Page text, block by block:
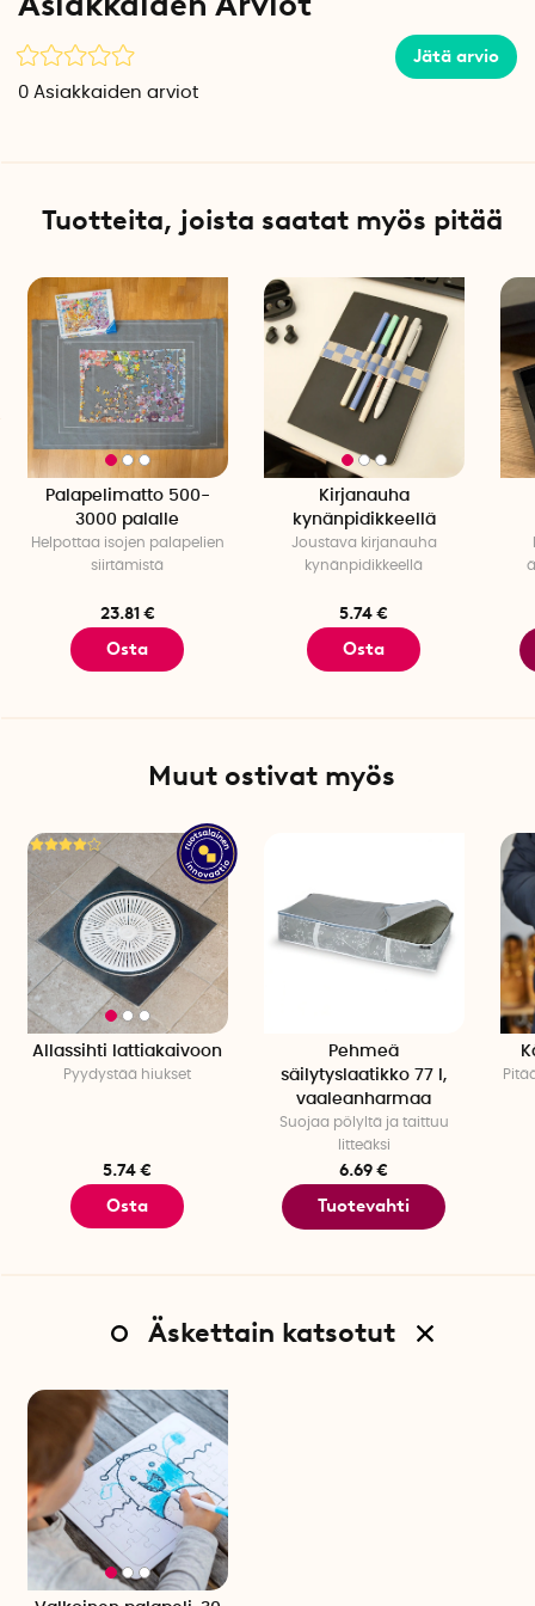
vuotiaille lapsille.
Jätä arvio
0 Asiakkaiden arviot
Tuotteita, joista saatat myös pitää
Palapelimatto 500-
3000 palalle
Helpottaa isojen palapelien
siirtämistä
23.81 €
Osta
Kirjanauha
kynänpidikkeellä
Joustava kirjanauha
kynänpidikkeellä
5.74 €
Osta
Muut ostivat myös
Allassihti lattiakaivoon
Pyydystää hiukset
5.74 €
Osta
Pehmeä
säilytyslaatikko 77 l,
vaaleanharmaa
Suojaa pölyltä ja taittuu
litteäksi
6.69 €
Tuotevahti
Äskettain katsotut